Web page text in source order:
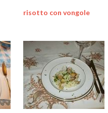
buono
risotto con vongole